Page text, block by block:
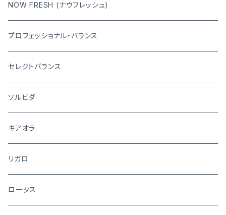
NOW FRESH (ナウフレッシュ)
プロフェッショナル・バランス
セレクトバランス
ソルビダ
キアオラ
リガロ
ロータス